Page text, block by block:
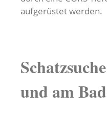
aufgerüstet werden.
und am